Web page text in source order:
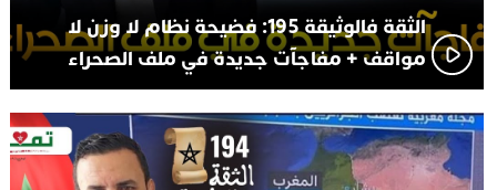
الثقة فالوثيقة 195: فضيحة نظام لا وزن لا
مواقف + مفاجآت جديدة في ملف الصحراء